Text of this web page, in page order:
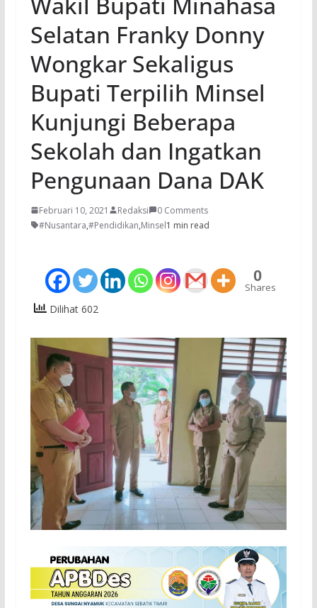
Selatan Franky Donny
Wongkar Sekaligus
Bupati Terpilih Minsel
Kunjungi Beberapa
Sekolah dan Ingatkan
Pengunaan Dana DAK
Februari 10, 2021 Redaksi
0 Comments
#Nusantara,#Pendidikan,Minsel1 min read
0
Shares
Dilihat 602